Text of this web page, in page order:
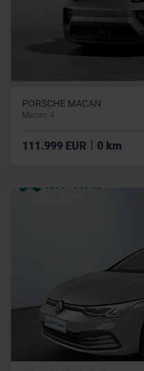
PORSCHE MACAN
Macan 4
111.999 EUR 0 km